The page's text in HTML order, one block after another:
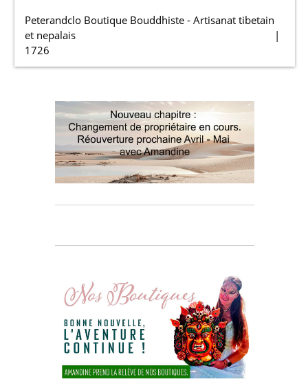
Peterandclo Boutique Bouddhiste - Artisanat tibetain
et nepalais
1726